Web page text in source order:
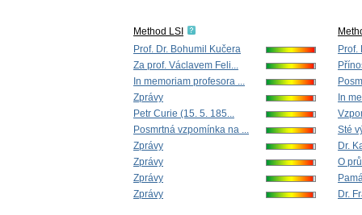
Method LSI
Prof. Dr. Bohumil Kučera
Za prof. Václavem Feli...
In memoriam profesora ...
Zprávy
Petr Curie (15. 5. 185...
Posmrtná vzpomínka na ...
Zprávy
Zprávy
Zprávy
Zprávy
Prof.
In
Sté
Dr.
O
Dr.